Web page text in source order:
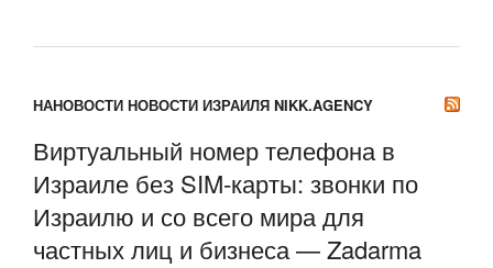
НАНОВОСТИ НОВОСТИ ИЗРАИЛЯ NIKK.AGENCY
Виртуальный номер телефона в
Израиле без SIM-карты: звонки по
Израилю и со всего мира для
частных лиц и бизнеса — Zadarma